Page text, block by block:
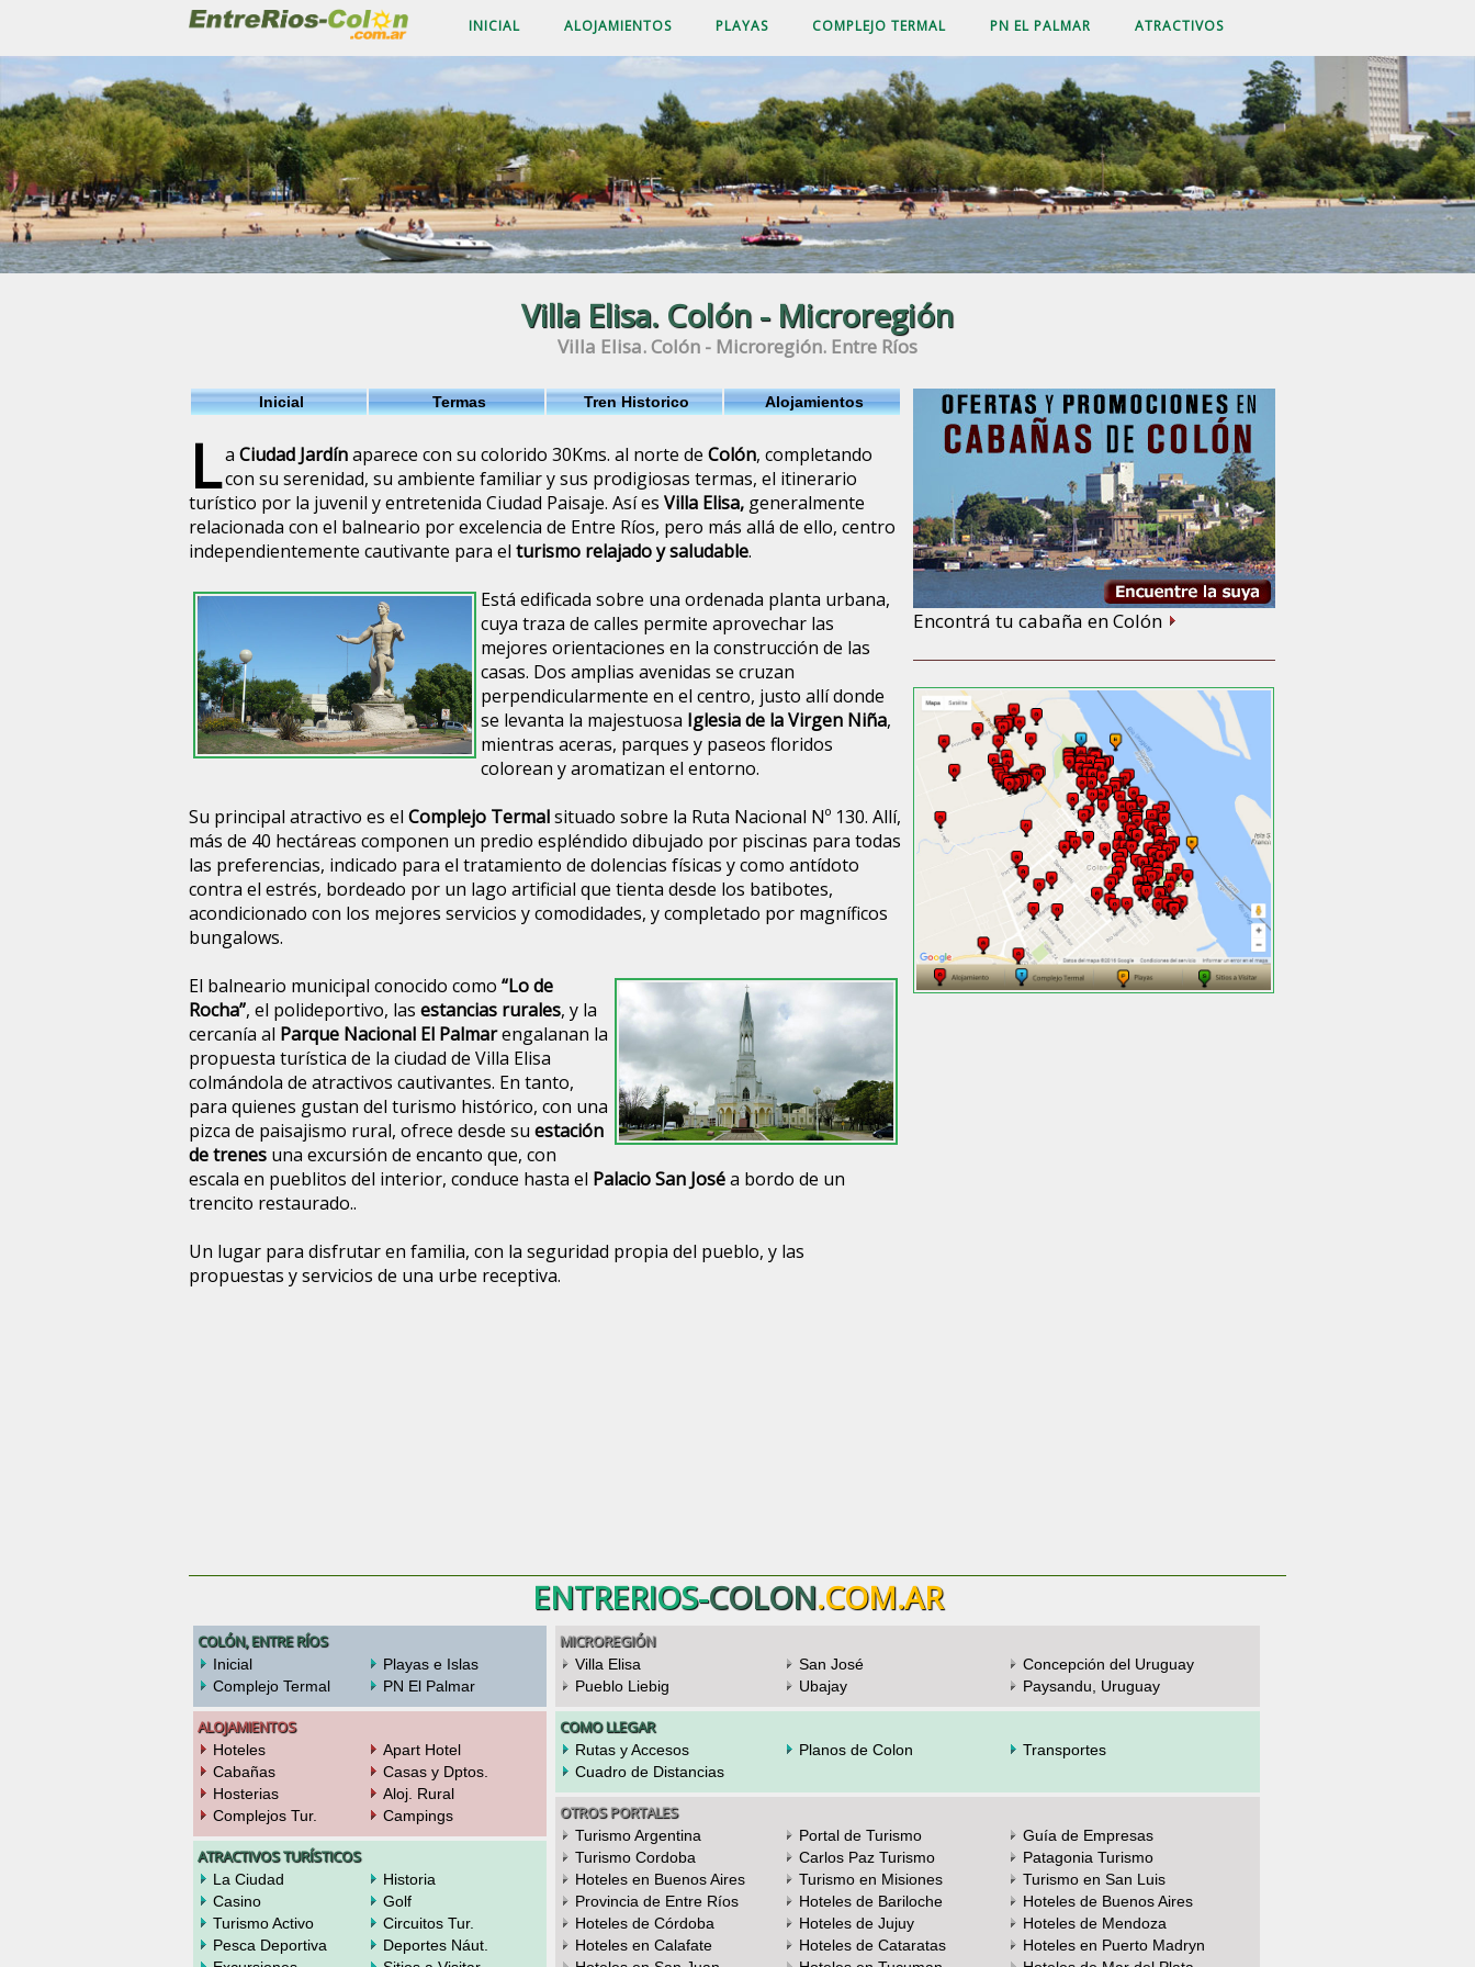
INICIAL ALOJAMIENTOS PLAYAS COMPLEJO TERMAL PN EL PALMAR ATRACTIVOS
Villa Elisa. Colón - Microregión
Villa Elisa. Colón - Microregión. Entre Ríos
Inicial Termas Tren Historico Alojamientos
La Ciudad Jardínaparece con su colorido 30Kms. al norte de Colón, completando
con su serenidad, su ambiente familiar y sus prodigiosas termas, el itinerario
turístico por la juvenil y entretenida Ciudad Paisaje. Así es Villa Elisa, generalmente
relacionada con el balneario por excelencia de Entre Ríos, pero más allá de ello, centro
independientemente cautivante para el turismo relajado y saludable.
Está edificada sobre una ordenada planta urbana,
cuya traza de calles permite aprovechar las
mejores orientaciones en la construcción de las
casas. Dos amplias avenidas se cruzan
perpendicularmente en el centro, justo allí donde
se levanta la majestuosa Iglesia de la Virgen Niña,
mientras aceras, parques y paseos floridos
colorean y aromatizan el entorno.
Su principal atractivo es el Complejo Termalsituado sobre la Ruta Nacional Nº 130. Allí,
más de 40 hectáreas componen un predio espléndido dibujado por piscinas para todas
las preferencias, indicado para el tratamiento de dolencias físicas y como antídoto
contra el estrés, bordeado por un lago artificial que tienta desde los batibotes,
acondicionado con los mejores servicios y comodidades, y completado por magníficos
bungalows.
El balneario municipal conocido como “Lo de
Rocha”, el polideportivo, las estancias rurales, y la
cercanía al Parque Nacional El Palmarengalanan la
propuesta turística de la ciudad de Villa Elisa
colmándola de atractivos cautivantes. En tanto,
para quienes gustan del turismo histórico, con una
pizca de paisajismo rural, ofrece desde su estación
de trenes una excursión de encanto que, con
escala en pueblitos del interior, conduce hasta el Palacio San Joséa bordo de un
trencito restaurado..
Un lugar para disfrutar en familia, con la seguridad propia del pueblo, y las
propuestas y servicios de una urbe receptiva.
Encontrá tu cabaña en Colón
ENTRERIOS-COLON.COM.AR
COLÓN, ENTRE RÍOS
Inicial
Playas e Islas
Complejo Termal
PN El Palmar
ALOJAMIENTOS
Hoteles
Apart Hotel
Cabañas
Casas y Dptos.
Hosterias
Aloj. Rural
Complejos Tur.
Campings
ATRACTIVOS TURÍSTICOS
La Ciudad
Historia
Casino
Golf
Turismo Activo
Circuitos Tur.
Pesca Deportiva
Deportes Náut.
MICROREGIÓN
Villa Elisa San José
Concepción del Uruguay
Pueblo Liebig
Ubajay Paysandu, Uruguay
COMO LLEGAR
Rutas y Accesos Planos de Colon
Transportes
Cuadro de Distancias
OTROS PORTALES
Turismo Argentina Portal de Turismo
Guía de Empresas
Turismo Cordoba
Carlos Paz Turismo
Patagonia Turismo
Hoteles en Buenos Aires
Turismo en Misiones
Turismo en San Luis
Provincia de Entre Ríos
Hoteles de Bariloche
Hoteles de Buenos Aires
Hoteles de Córdoba
Hoteles de Jujuy
Hoteles de Mendoza
Hoteles en Calafate
Hoteles de Cataratas
Hoteles en Puerto Madryn